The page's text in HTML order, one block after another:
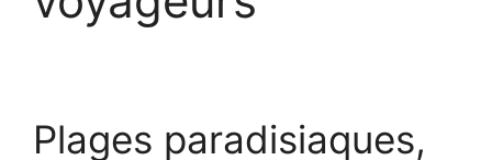
Plages paradisiaques,